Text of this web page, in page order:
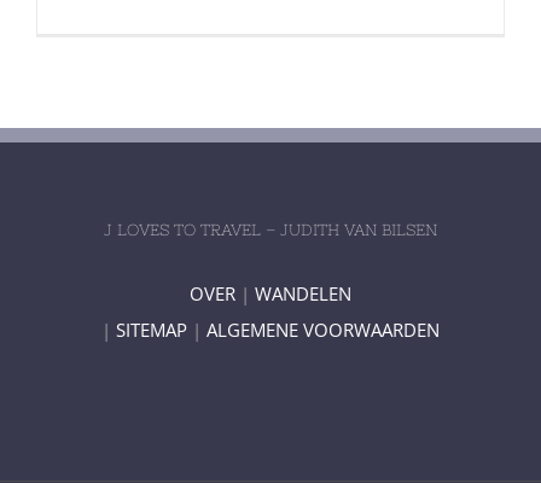
J LOVES TO TRAVEL – JUDITH VAN BILSEN
OVER | WANDELEN
| SITEMAP | ALGEMENE VOORWAARDEN